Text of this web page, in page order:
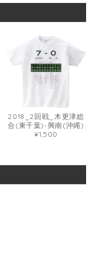
2018_2回戦_木更津総
合(東千葉)-興南(沖縄)
¥1,500